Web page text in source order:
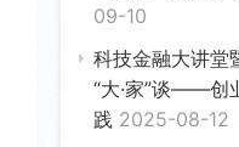
09-10
科技金融大讲堂
“大·家”谈——创
践 2025-08-12